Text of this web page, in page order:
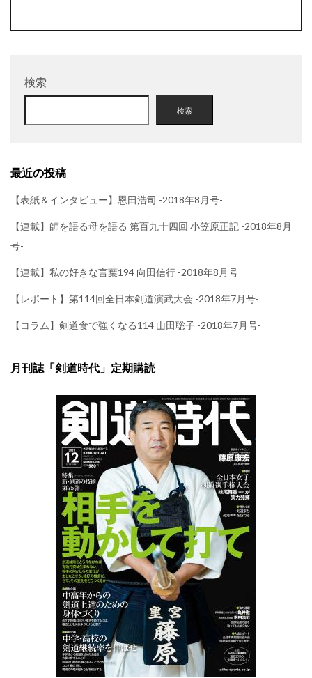
検索
検索
最近の投稿
【表紙＆インタビュー】恩田浩司 -2018年8月号-
【連載】師を語る母を語る 第百九十四回 小笠原正記 -2018年8月
号-
【連載】私の好きな言葉194 向田信行 -2018年8月号
【レポート】第114回全日本剣道演武大会 -2018年7月号-
【コラム】剣道食で強くなる114 山田聡子 -2018年7月号-
月刊誌「剣道時代」定期購読